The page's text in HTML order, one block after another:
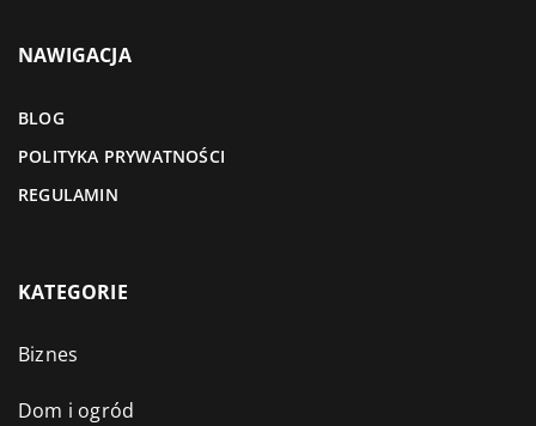
NAWIGACJA
BLOG
POLITYKA PRYWATNOŚCI
REGULAMIN
KATEGORIE
Biznes
Dom i ogród